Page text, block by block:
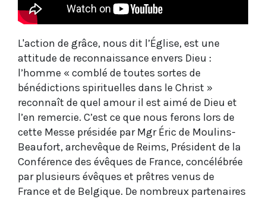
L'action de grâce, nous dit l’Église, est une
attitude de reconnaissance envers Dieu :
l’homme « comblé de toutes sortes de
bénédictions spirituelles dans le Christ »
reconnaît de quel amour il est aimé de Dieu et
l’en remercie. C’est ce que nous ferons lors de
cette Messe présidée par Mgr Éric de Moulins-
Beaufort, archevêque de Reims, Président de la
Conférence des évêques de France, concélébrée
par plusieurs évêques et prêtres venus de
France et de Belgique. De nombreux partenaires